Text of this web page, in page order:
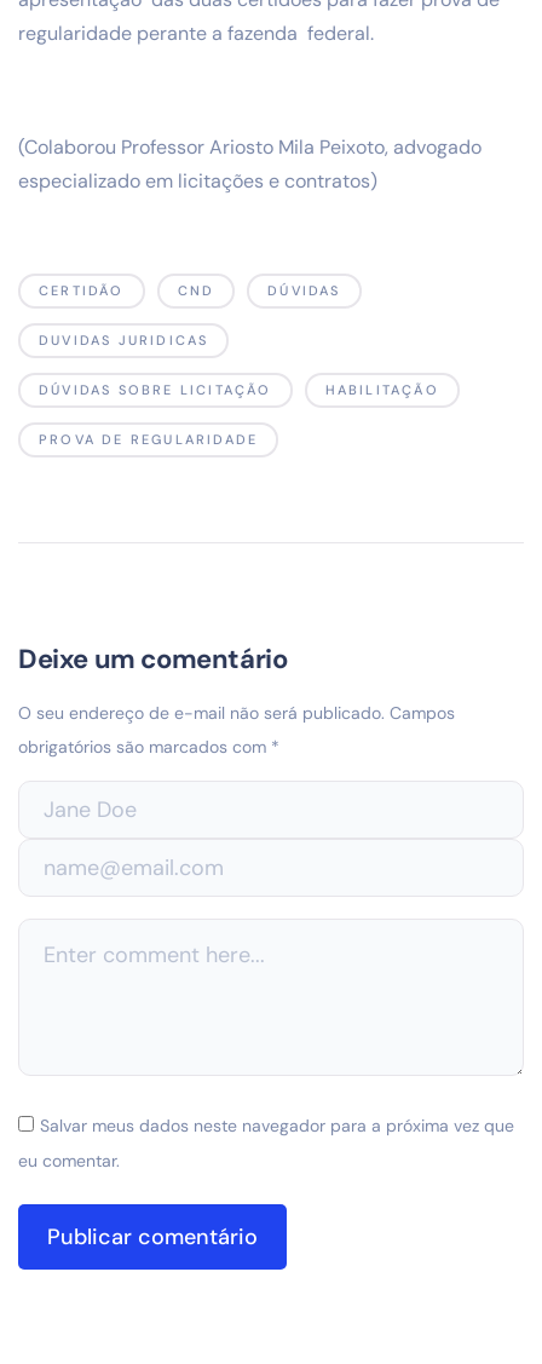
regularidade perante a fazenda federal.
(Colaborou Professor Ariosto Mila Peixoto, advogado
especializado em licitações e contratos)
CERTIDÃO CND DÚVIDAS
DUVIDAS JURIDICAS
DÚVIDAS SOBRE LICITAÇÃO HABILITAÇÃO
PROVA DE REGULARIDADE
Deixe um comentário
O seu endereço de e-mail não será publicado. Campos
obrigatórios são marcados com *
Salvar meus dados neste navegador para a próxima vez que
eu comentar.